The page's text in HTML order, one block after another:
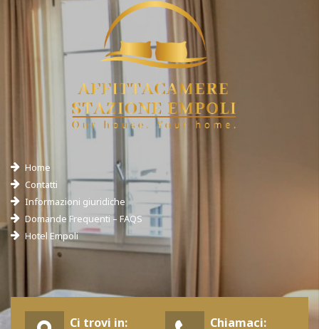
Home
Contatti
Informazioni giuridiche
Domande Frequenti – FAQS
Hotel Empoli
Ci trovi in: Chiamaci: